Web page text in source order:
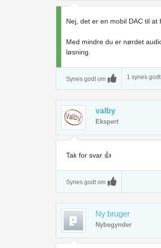
Nej, det er en mobil DAC til at
Med mindre du er nørdet
løsning.
Synes godt om 1 synes
valby
Ekspert
Tak for svar 👍
Synes godt om
Ny bruger
Nybegynder